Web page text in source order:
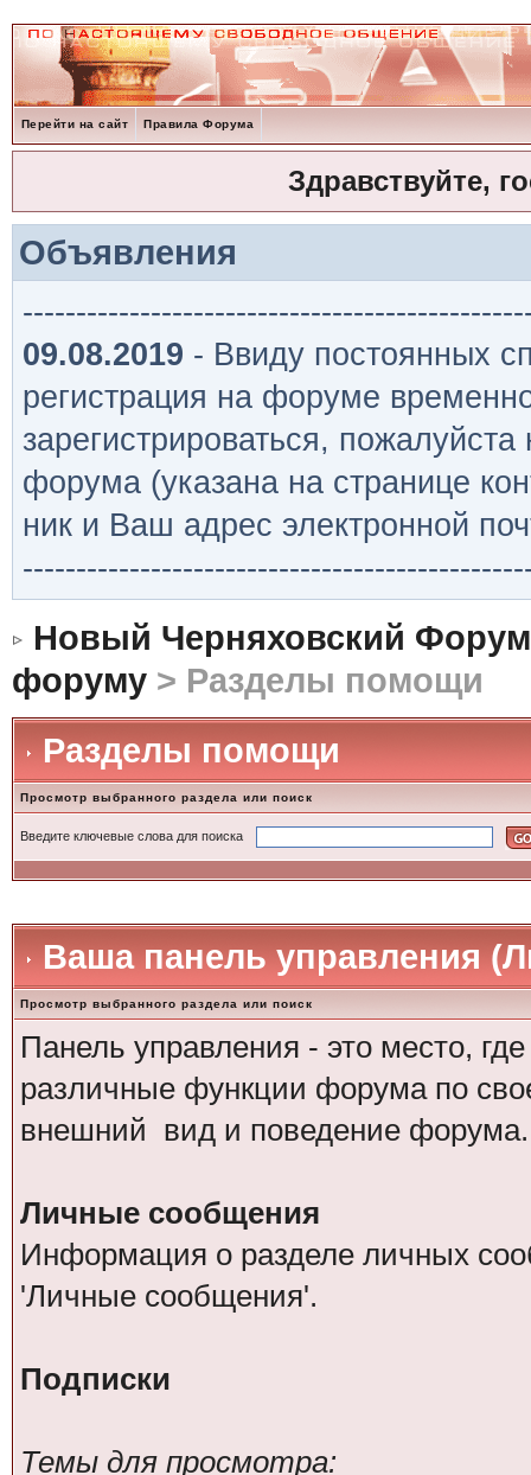
Перейти на сайт Правила Форума
Здравствуйте,
Объявления
09.08.2019 - Ввиду постоянных
регистрация на форуме
зарегистрироваться,
форума (указана на странице
ник и Ваш адрес электронной
Новый Черняховский Форум
форуму> Разделы помощи
Разделы помощи
Просмотр выбранного раздела или поиск
Введите ключевые слова для поиска
Ваша панель управления
Просмотр выбранного раздела или поиск
Панель управления - это место,
различные функции форума по
внешний вид и поведение форума.
Личные сообщения
Информация о разделе личных
'Личные сообщения'.
Подписки
Темы для просмотра: